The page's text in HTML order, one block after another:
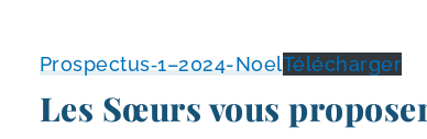
Prospectus‑1–2024-NoelTélécharger
Les Sœurs vous